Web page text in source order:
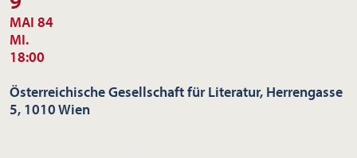
MAI 84
MI.
18:00
Österreichische Gesellschaft für Literatur, Herrengasse
5, 1010 Wien